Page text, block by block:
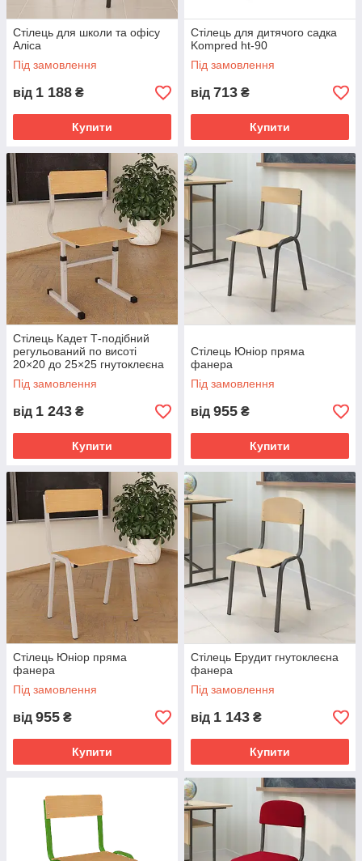
Стілець для школи та офісу
Аліса
Під замовлення
від 1 188 ₴
Купити
Стілець для дитячого садка
Kompred ht-90
Під замовлення
від 713 ₴
Купити
Стілець Кадет Т-подібний
регульований по висоті
20×20 до 25×25 гнутоклеєна
фанера
Під замовлення
від 1 243 ₴
Купити
Стілець Юніор пряма
фанера
Під замовлення
від 955 ₴
Купити
Стілець Юніор пряма
фанера
Під замовлення
від 955 ₴
Купити
Стілець Ерудит гнутоклеєна
фанера
Під замовлення
від 1 143 ₴
Купити